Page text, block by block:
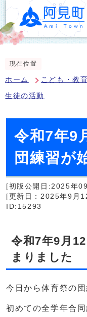
現在位置
ホーム こども・教育
生徒の活動
令和7年9
団練習が
[初版公開日:2025年
[更新日：2025年9月
ID:15293
令和7年9月
まりました
今日から体育祭の
初めての全学年合同